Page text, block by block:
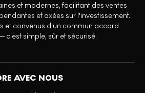
et modernes, facilitant des ventes
et axées sur l'investissement.
et convenus d'un commun accord
c'est simple, sûr et sécurisé.
AVEC NOUS